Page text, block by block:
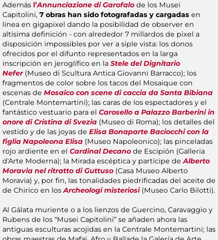
Además l’Annunciazione di Garofalo de los Musei
Capitolini, 7 obras han sido fotografadas y cargadas en
línea en gigapixel dando la posibilidad de observer en
altísima definición - con alrededor 7 millardos de pixel a
disposición impossibles por ver a siple vista: los donos
ofrecidos por el difunto representados en la larga
inscripción en jeroglífico en la Stele del Dignitario
Nefer (Museo di Scultura Antica Giovanni Barracco); los
fragmentos de color sobre los tacos del Mosaique con
escenas de Mosaico con scene di caccia da Santa Bibiana
(Centrale Montemartini); las caras de los espectadores y el
fantástico vestuario para el Carosello a Palazzo Barberini in
onore di Cristina di Svezia (Museo di Roma); los detalles del
vestido y de las joyas de Elisa Bonaparte Baciocchi con la
figlia Napoleona Elisa (Museo Napoleonico); las pinceladas
rojo ardiente en el Cardinal Decano de Escipión (Galleria
d'Arte Moderna); la Mirada escéptica y partícipe deAlberto
Moravia nel ritratto di Guttuso (Casa Museo Alberto
Moravia) y, por fin, las tonalidades piedrificadas del aceite de
de Chirico en losArcheologi misteriosi (Museo Carlo Bilotti).
Al Gálata muriente o a los lienzos de Guercino, Caravaggio y
Rubens de los “Musei Capitolini” se añaden ahora las
antiguas esculturas acojidas en la Centrale Montemartini; las